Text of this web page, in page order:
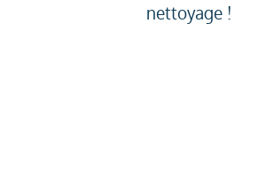
nettoyage !